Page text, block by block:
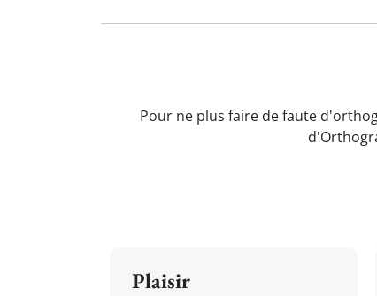
Pour ne plus faire de faute
Plaisir